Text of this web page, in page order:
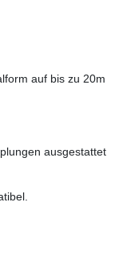
auf bis zu 20m
ausgestattet